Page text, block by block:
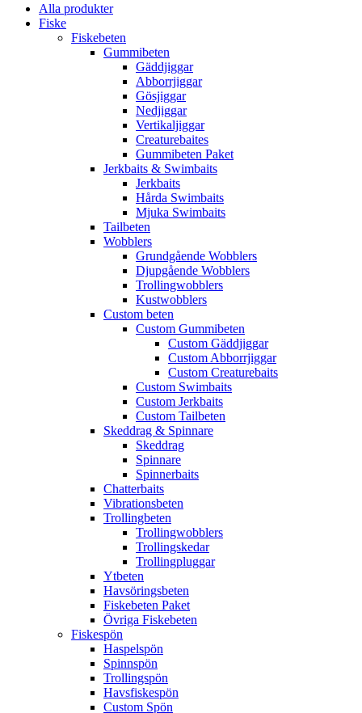
Alla produkter
Fiske
Fiskebeten
Gummibeten
Gäddjiggar
Abborrjiggar
Gösjiggar
Nedjiggar
Vertikaljiggar
Creaturebaites
Gummibeten Paket
Jerkbaits & Swimbaits
Jerkbaits
Hårda Swimbaits
Mjuka Swimbaits
Tailbeten
Wobblers
Grundgående Wobblers
Djupgående Wobblers
Trollingwobblers
Kustwobblers
Custom beten
Custom Gummibeten
Custom Gäddjiggar
Custom Abborrjiggar
Custom Creaturebaits
Custom Swimbaits
Custom Jerkbaits
Custom Tailbeten
Skeddrag & Spinnare
Skeddrag
Spinnare
Spinnerbaits
Chatterbaits
Vibrationsbeten
Trollingbeten
Trollingwobblers
Trollingskedar
Trollingpluggar
Ytbeten
Havsöringsbeten
Fiskebeten Paket
Övriga Fiskebeten
Fiskespön
Haspelspön
Spinnspön
Trollingspön
Havsfiskespön
Custom Spön